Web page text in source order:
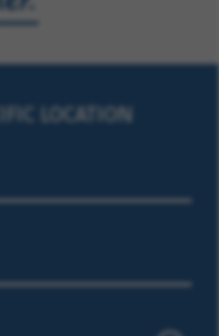
LOCATION